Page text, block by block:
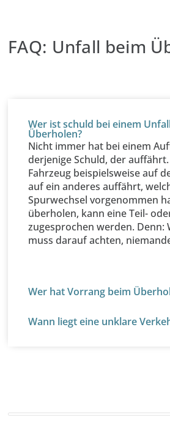
FAQ: Unfall beim
Wer ist schuld bei einem
Überholen?
Nicht immer hat bei einem
derjenige Schuld, der
Fahrzeug beispielsweise auf
auf ein anderes auffährt,
Spurwechsel vorgenommen
überholen, kann eine Teil-
zugesprochen werden. Denn:
muss darauf achten,
Wer hat Vorrang beim
Wann liegt eine unklare